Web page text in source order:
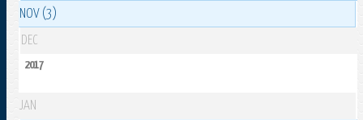
NOV (3)
DEC
2017
JAN